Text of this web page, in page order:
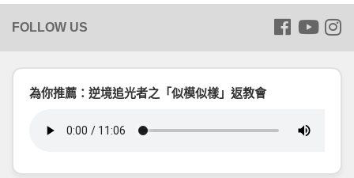
為你推薦：逆境追光者之「似模似樣」返教會